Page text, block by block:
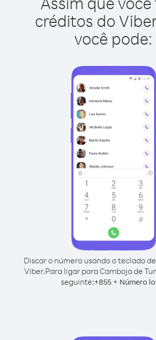
créditos do
você pode:
Discar o número usando o teclado
Viber.Para ligar para Camboja de
seguinte:+855 + Número